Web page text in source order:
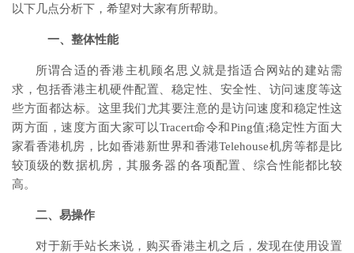
以下几点分析下，希望对大家有所帮助。
一、整体性能
所谓合适的香港主机顾名思义就是指适合网站的建站需
求，包括香港主机硬件配置、稳定性、安全性、访问速度等这
些方面都达标。这里我们尤其要注意的是访问速度和稳定性这
两方面，速度方面大家可以Tracert命令和Ping值;稳定性方面大
家看香港机房，比如香港新世界和香港Telehouse机房等都是比
较顶级的数据机房，其服务器的各项配置、综合性能都比较
高。
二、易操作
对于新手站长来说，购买香港主机之后，发现在使用设置